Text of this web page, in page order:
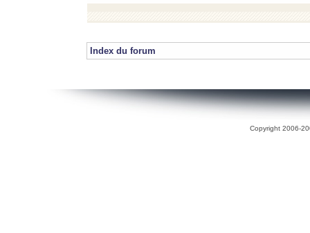
Index du forum
Copyright 2006-